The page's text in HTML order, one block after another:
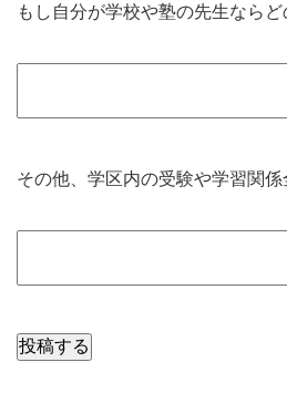
もし自分が学校や塾の先生なら
その他、学区内の受験や学習関